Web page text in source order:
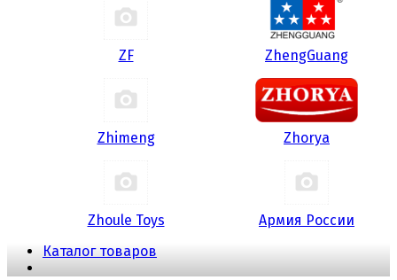
ZF ZhengGuang
Zhimeng Zhorya
Zhoule Toys
Армия России
Каталог товаров